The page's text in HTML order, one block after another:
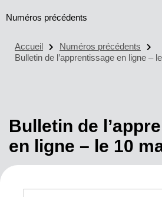
Numéros précédents
Accueil
Numéros précédents
Bulletin de l’apprentissage en ligne –
Bulletin de
en ligne – le 10